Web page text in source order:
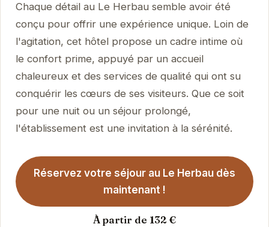
Chaque détail au Le Herbau semble avoir été
conçu pour offrir une expérience unique. Loin de
l'agitation, cet hôtel propose un cadre intime où
le confort prime, appuyé par un accueil
chaleureux et des services de qualité qui ont su
conquérir les cœurs de ses visiteurs. Que ce soit
pour une nuit ou un séjour prolongé,
l'établissement est une invitation à la sérénité.
Réservez votre séjour au Le Herbau dès
maintenant !
À partir de 132 €